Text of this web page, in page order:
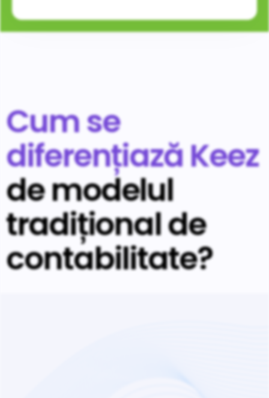
Cum se
diferențiază Keez
de modelul
tradițional de
contabilitate?